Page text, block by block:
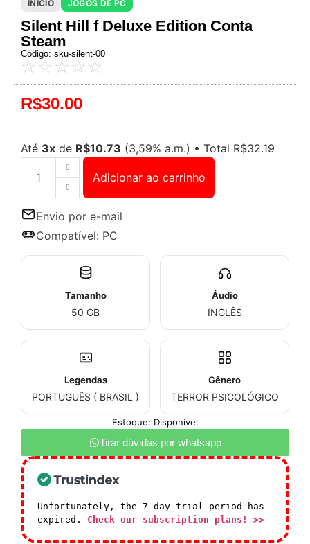
INÍCIO JOGOS DE PC
Silent Hill f Deluxe Edition Conta
Steam
Código: sku-silent-00
☆ ☆ ☆ ☆ ☆
R$30.00
Até 3x de R$10.73 (3,59% a.m.) • Total R$32.19
Adicionar ao carrinho
Envio por e-mail
Compatível: PC
Tamanho
50 GB
Áudio
INGLÊS
Legendas
PORTUGUÊS ( BRASIL )
Gênero
TERROR PSICOLÓGICO
Estoque: Disponível
Tirar dúvidas por whatsapp
Unfortunately, the 7-day trial period has
expired. Check our subscription plans! >>